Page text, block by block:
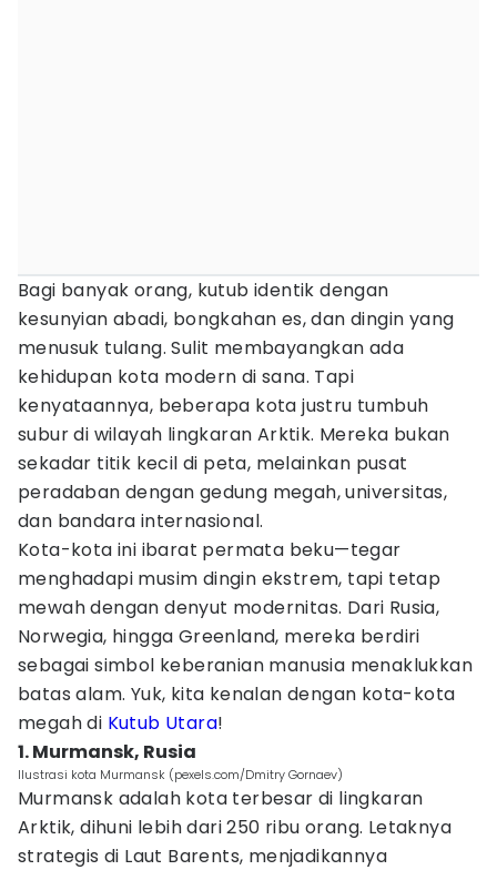
Bagi banyak orang, kutub identik dengan
kesunyian abadi, bongkahan es, dan dingin yang
menusuk tulang. Sulit membayangkan ada
kehidupan kota modern di sana. Tapi
kenyataannya, beberapa kota justru tumbuh
subur di wilayah lingkaran Arktik. Mereka bukan
sekadar titik kecil di peta, melainkan pusat
peradaban dengan gedung megah, universitas,
dan bandara internasional.
Kota-kota ini ibarat permata beku—tegar
menghadapi musim dingin ekstrem, tapi tetap
mewah dengan denyut modernitas. Dari Rusia,
Norwegia, hingga Greenland, mereka berdiri
sebagai simbol keberanian manusia menaklukkan
batas alam. Yuk, kita kenalan dengan kota-kota
megah di Kutub Utara!
1. Murmansk, Rusia
Ilustrasi kota Murmansk (pexels.com/Dmitry Gornaev)
Murmansk adalah kota terbesar di lingkaran
Arktik, dihuni lebih dari 250 ribu orang. Letaknya
strategis di Laut Barents, menjadikannya